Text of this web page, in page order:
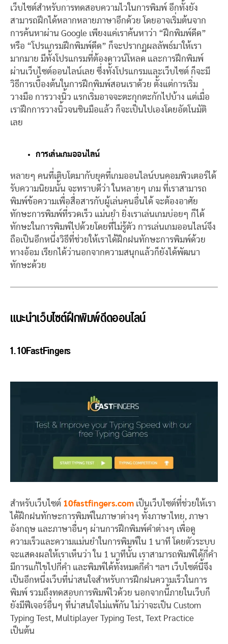
เว็บไซต์สำหรับการทดสอบความไวในการพิมพ์ อีกทั้งยัง
สามารถฝึกได้หลากหลายภาษาอีกด้วย โดยอาจเริ่มต้นจาก
การค้นหาผ่าน Google เพียงแค่เราค้นหาว่า “ฝึกพิมพ์ดีด”
หรือ “โปรแกรมฝึกพิมพ์ดีด” ก็จะปรากฏผลลัพธ์มาให้เรา
มากมาย มีทั้งโปรแกรมที่ต้องดาวน์โหลด และการฝึกพิมพ์
ผ่านเว็บไซต์ออนไลน์เลย ซึ่งทั้งโปรแกรมและเว็บไซต์ ก็จะมี
วิธีการเบื้องต้นในการฝึกพิมพ์สอนเราด้วย ตั้งแต่การเริ่ม
วางมือ การวางนิ้ว แรกเริ่มอาจจะตะกุกตะกักไปบ้าง แต่เมื่อ
เราฝึกการวางนิ้วจนชินมือแล้ว ก็จะเป็นไปเองโดยอัตโนมัติ
เลย
การเล่นเกมออนไลน์
หลายๆ คนที่เติบโตมากับยุคที่เกมออนไลน์บนคอมพิวเตอร์ได้
รับความนิยมนั้น จะทราบดีว่า ในหลายๆ เกม ที่เราสามารถ
พิมพ์ข้อความเพื่อสื่อสารกับผู้เล่นคนอื่นได้ จะต้องอาศัย
ทักษะการพิมพ์ที่รวดเร็ว แม่นยำ ยิ่งเราเล่นเกมบ่อยๆ ก็ได้
ทักษะในการพิมพ์ไปด้วยโดยที่ไม่รู้ตัว การเล่นเกมออนไลน์จึง
ถือเป็นอีกหนึ่งวิธีที่ช่วยให้เราได้ฝึกฝนทักษะการพิมพ์ด้วย
ทางอ้อม เรียกได้ว่านอกจากความสนุกแล้วก็ยังได้พัฒนา
ทักษะด้วย
แนะนำเว็บไซต์ฝึกพิมพ์ดีดออนไลน์
1.10FastFingers
สำหรับเว็บไซต์ 10fastfingers.com เป็นเว็บไซต์ที่ช่วยให้เรา
ได้ฝึกฝนทักษะการพิมพ์ในภาษาต่างๆ ทั้งภาษาไทย, ภาษา
อังกฤษ และภาษาอื่นๆ ผ่านการฝึกพิมพ์คำต่างๆ เพื่อดู
ความเร็วและความแม่นยำในการพิมพ์ใน 1 นาที โดยตัวระบบ
จะแสดงผลให้เราเห็นว่า ใน 1 นาทีนั้น เราสามารถพิมพ์ได้กี่คำ
มีการแก้ไขไปกี่คำ และพิมพ์ได้ทั้งหมดกี่คำ ฯลฯ เว็บไซต์นี้จึง
เป็นอีกหนึ่งเว็บที่น่าสนใจสำหรับการฝึกฝนความเร็วในการ
พิมพ์ รวมถึงทดสอบการพิมพ์ไวด้วย นอกจากนี้ภายในเว็บก็
ยังมีฟีเจอร์อื่นๆ ที่น่าสนใจไม่แพ้กัน ไม่ว่าจะเป็น Custom
Typing Test, Multiplayer Typing Test, Text Practice
เป็นต้น